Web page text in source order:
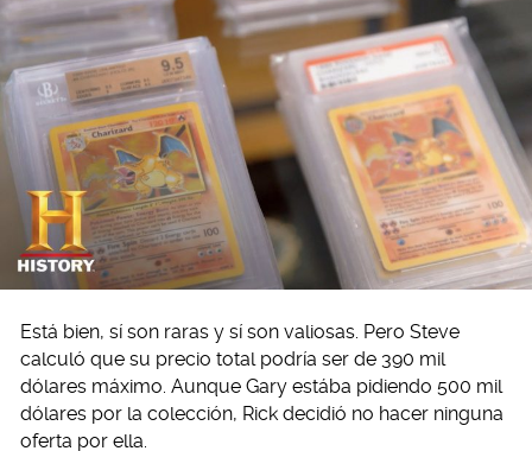
Está bien, sí son raras y sí son valiosas. Pero Steve
calculó que su precio total podría ser de 390 mil
dólares máximo. Aunque Gary estába pidiendo 500 mil
dólares por la colección, Rick decidió no hacer ninguna
oferta por ella.